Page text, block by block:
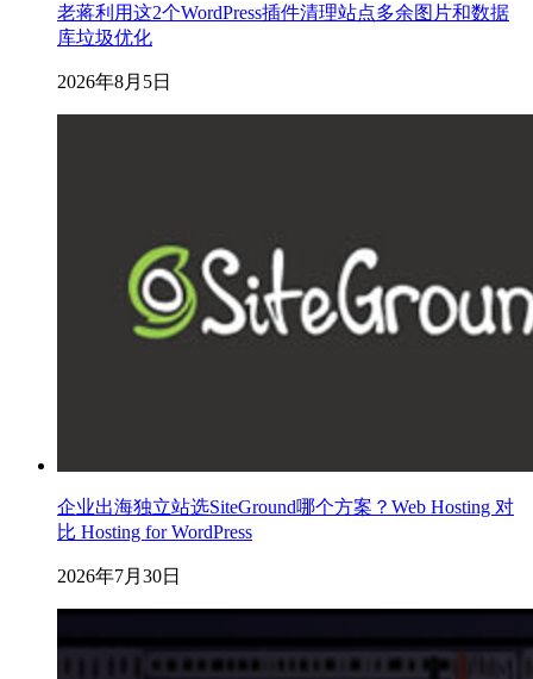
老蒋利用这2个WordPress插件清理站点多余图片和数据
库垃圾优化
2026年8月5日
企业出海独立站选SiteGround哪个方案？Web Hosting 对
比 Hosting for WordPress
2026年7月30日